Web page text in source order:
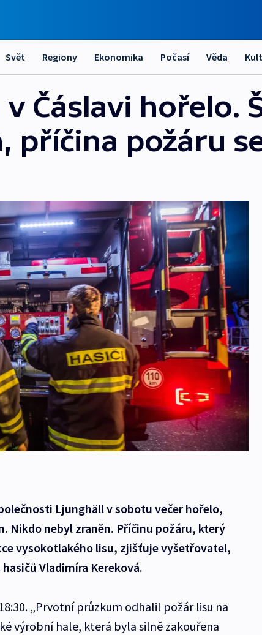
Svět Regiony Ekonomika Počasí Věda
Čáslavi hořelo.
příčina požáru
Ljunghäll v sobotu večer hořelo,
Nikdo nebyl zraněn. Příčinu požáru, který
vysokotlakého lisu, zjišťuje vyšetřovatel,
Vladimíra Kereková.
„Prvotní průzkum odhalil požár lisu na
výrobní hale, která byla silně zakouřena